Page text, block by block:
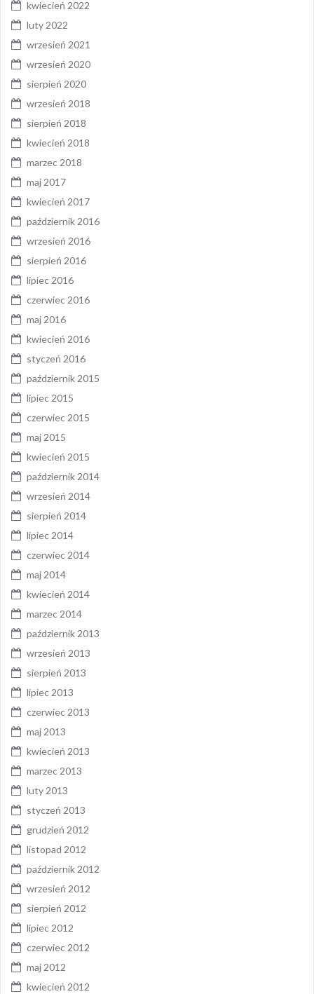
kwiecień 2022
luty 2022
wrzesień 2021
wrzesień 2020
sierpień 2020
wrzesień 2018
sierpień 2018
kwiecień 2018
marzec 2018
maj 2017
kwiecień 2017
październik 2016
wrzesień 2016
sierpień 2016
lipiec 2016
czerwiec 2016
maj 2016
kwiecień 2016
styczeń 2016
październik 2015
lipiec 2015
czerwiec 2015
maj 2015
kwiecień 2015
październik 2014
wrzesień 2014
sierpień 2014
lipiec 2014
czerwiec 2014
maj 2014
kwiecień 2014
marzec 2014
październik 2013
wrzesień 2013
sierpień 2013
lipiec 2013
czerwiec 2013
maj 2013
kwiecień 2013
marzec 2013
luty 2013
styczeń 2013
grudzień 2012
listopad 2012
październik 2012
wrzesień 2012
sierpień 2012
lipiec 2012
czerwiec 2012
maj 2012
kwiecień 2012